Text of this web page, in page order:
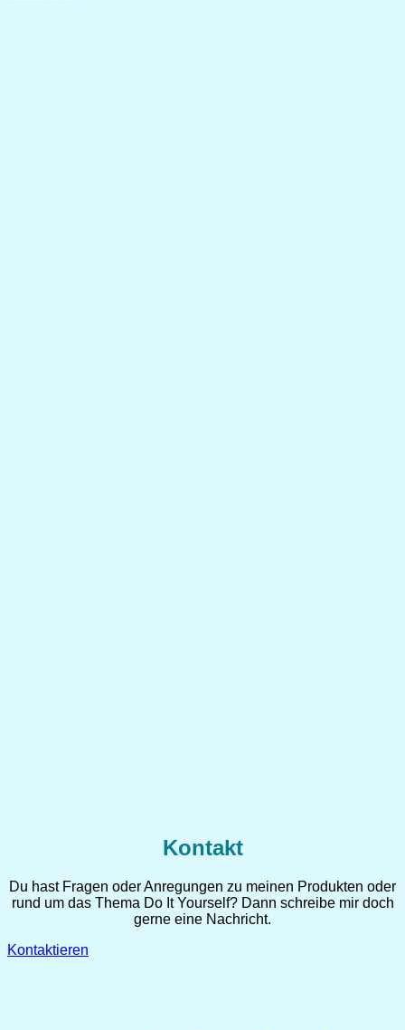
Kontakt
Du hast Fragen oder Anregungen zu meinen Produkten oder
rund um das Thema Do It Yourself? Dann schreibe mir doch
gerne eine Nachricht.
Kontaktieren